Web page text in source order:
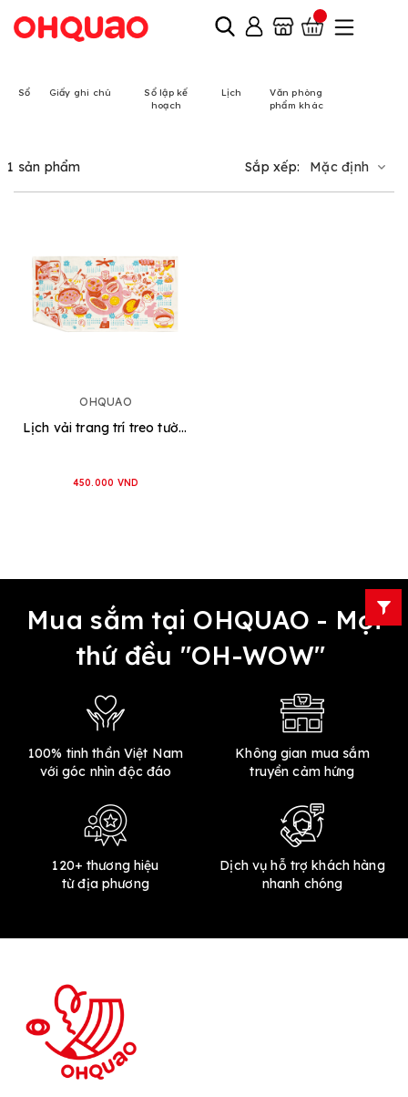
Sổ Giấy ghi chú
Sổ lập kế
hoạch
Lịch
Văn phòng
phẩm khác
1 sản phẩm Sắp xếp: Mặc định
OHQUAO
Lịch vải trang trí treo tường 2025 "Warm & Well-fed"
450.000 VND
Mua sắm tại OHQUAO - Mọi
thứ đều "OH-WOW"
100% tinh thần Việt Nam
với góc nhìn độc đáo
Không gian mua sắm
truyền cảm hứng
120+ thương hiệu
từ địa phương
Dịch vụ hỗ trợ khách hàng
nhanh chóng